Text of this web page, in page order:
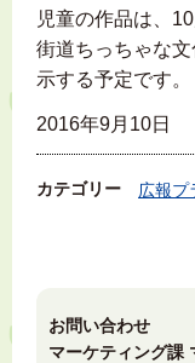
児童の作品は、
街道ちっちゃな
示する予定です。
2016年9月10日
カテゴリー 広報プ
お問い合わせ
マーケティング課